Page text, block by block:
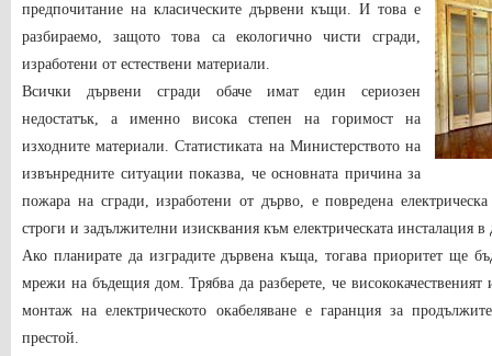
предпочитание на класическите дървени къщи. И това е
разбираемо, защото това са екологично чисти сгради,
изработени от естествени материали.
Всички дървени сгради обаче имат един сериозен
недостатък, а именно висока степен на горимост на
изходните материали. Статистиката на Министерството на
извънредните ситуации показва, че основната причина за
пожара на сгради, изработени от дърво, е повредена
строги и задължителни изисквания към електрическата инсталация
Ако планирате да изградите дървена къща, тогава приоритет ще
мрежи на бъдещия дом. Трябва да разберете, че
монтаж на електрическото окабеляване е гаранция за
престой.